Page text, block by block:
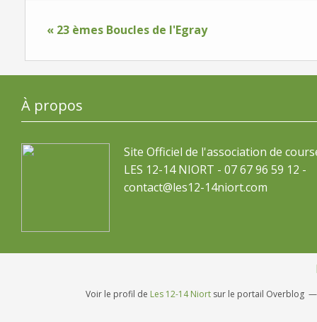
« 23 èmes Boucles de l'Egray
À propos
Site Officiel de l'association de
LES 12-14 NIORT - 07 67 96 59 12 -
contact@les12-14niort.com
Voir le profil de Les 12-14 Niort sur le portail Overblog